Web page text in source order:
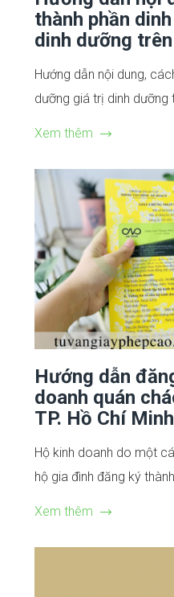
thành phần
dinh dưỡng
Hướng dẫn nội dung,
dưỡng giá trị dinh dưỡng
Xem thêm
Hướng dẫn
doanh quán
TP. Hồ Chí Minh
Hộ kinh doanh do một
hộ gia đình đăng ký
Xem thêm